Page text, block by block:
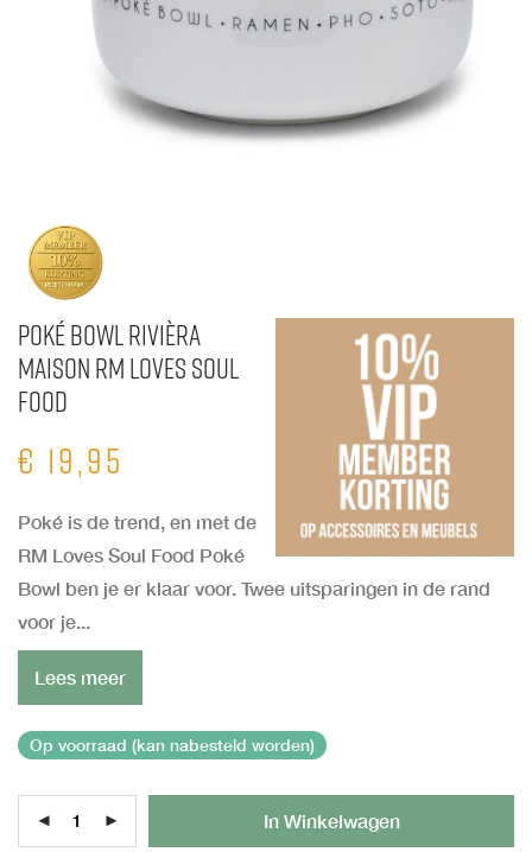
Poké Bowl Rivièra
Maison RM Loves Soul
Food
€ 19,95
Poké is de trend, en met de
RM Loves Soul Food Poké
Bowl ben je er klaar voor. Twee uitsparingen in de rand
voor je...
Lees meer
Op voorraad (kan nabesteld worden)
In Winkelwagen